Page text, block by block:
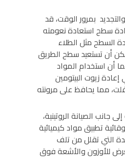
بمرور الوقت، قد
سطح استعادة نعومته
السطح مثل الطلاء
أن تستعيد سطح الطريق
أن استخدام المواد
زيوت البيتومين
مما يحافظ على مرونته
إلى جانب الصيانة الروتينية،
تطبيق مواد كيميائية
التي تقلل من تلف
للأوزون والأشعة فوق